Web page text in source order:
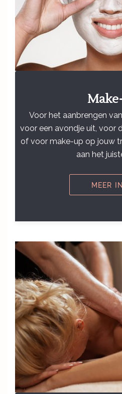
Voor het aanbrengen
voor een avondje uit, voor
of voor make-up op jouw
aan het
MEER